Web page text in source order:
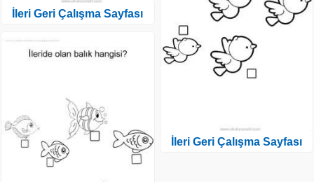
İleri Geri Çalışma Sayfası
İleri Geri Çalışma Sayfası